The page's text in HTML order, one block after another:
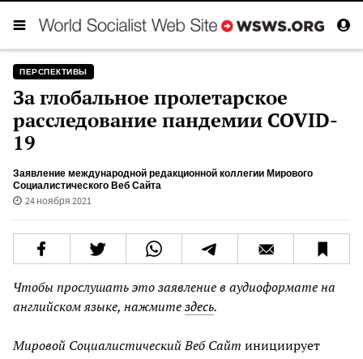
ПЕРСПЕКТИВЫ
За глобальное пролетарское
расследование пандемии COVID-
19
Заявление международной редакционной коллегии Мирового
Социалистического Веб Сайта
24 ноября 2021
Чтобы прослушать это заявление в аудиоформате на
английском языке, нажмитездесь.
Мировой Социалистический Веб Сайт инициирует